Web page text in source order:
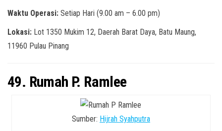
Waktu Operasi: Setiap Hari (9.00 am – 6.00 pm)
Lokasi: Lot 1350 Mukim 12, Daerah Barat Daya, Batu Maung,
11960 Pulau Pinang
49. Rumah P. Ramlee
Sumber: Hijrah Syahputra